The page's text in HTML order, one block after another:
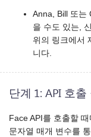
Anna, Bill 또는
을 수도 있는,
위의 링크에서
니다.
단계 1: API 호
Face API를 호출할
문자열 매개 변수를